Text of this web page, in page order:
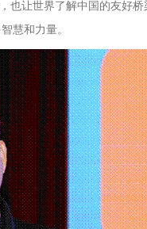
也让世界了解中国的友好
慧和力量。